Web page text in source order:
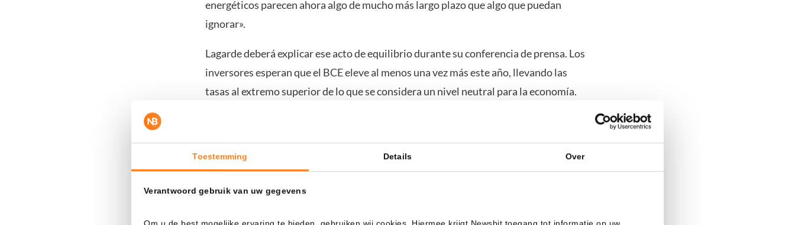
Toestemming Details Over
Verantwoord gebruik van uw gegevens
energéticos parecen ahora algo de mucho más largo plazo que algo que puedan
ignorar».
Lagarde deberá explicar ese acto de equilibrio durante su conferencia de prensa. Los
inversores esperan que el BCE eleve al menos una vez más este año, llevando las
tasas al extremo superior de lo que se considera un nivel neutral para la economía.
Aunque el aumento de tasas de hoy fue ampliamente preparado, sigue siendo
del BCE parecen respaldar esta medida. El banquero central lituano Gediminas
Šimkus fue uno de los pocos que se pronunció sobre el futuro. Según él, un nuevo